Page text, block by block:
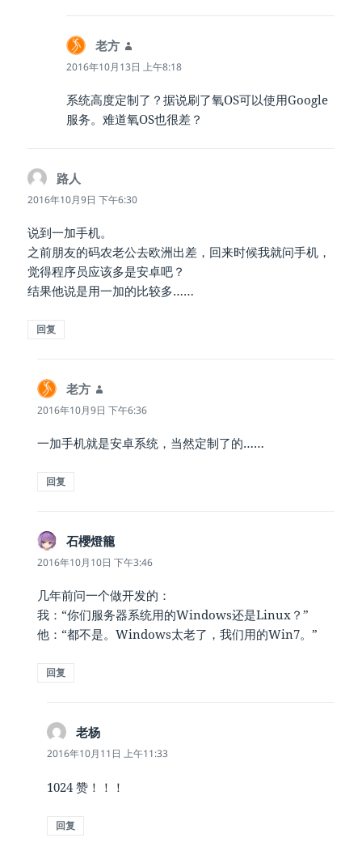
老方
道：
2016年10月13日 上午8:18
系统高度定制了？据说刷了氧OS可以使用Google
服务。难道氧OS也很差？
路人
道：
2016年10月9日 下午6:30
说到一加手机。
之前朋友的码农老公去欧洲出差，回来时候我就问手机，
觉得程序员应该多是安卓吧？
结果他说是用一加的比较多……
回复
老方
道：
2016年10月9日 下午6:36
一加手机就是安卓系统，当然定制了的……
回复
石櫻燈籠说
道：
2016年10月10日 下午3:46
几年前问一个做开发的：
我：“你们服务器系统用的Windows还是Linux？”
他：“都不是。Windows太老了，我们用的Win7。”
回复
老杨
道：
2016年10月11日 上午11:33
1024 赞！！！
回复